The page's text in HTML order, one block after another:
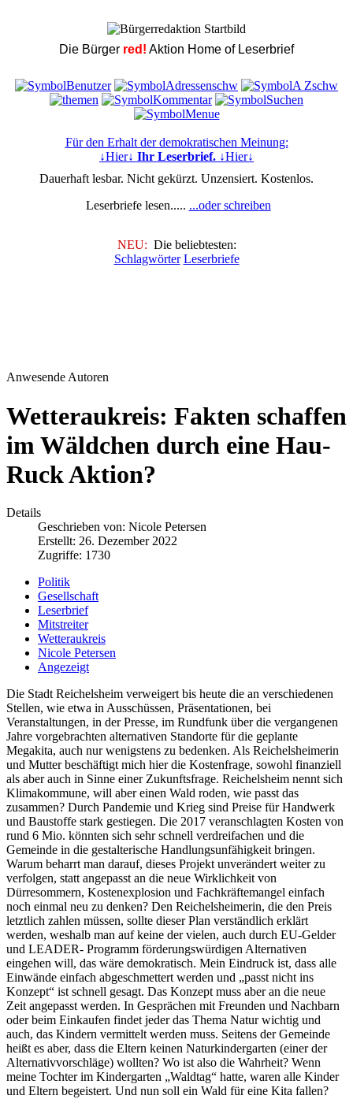
Die Bürger red! Aktion Home of Leserbrief
Für den Erhalt der demokratischen Meinung:
↓Hier↓ Ihr Leserbrief. ↓Hier↓
Dauerhaft lesbar. Nicht gekürzt. Unzensiert. Kostenlos.
Leserbriefe lesen..... ...oder schreiben
NEU: Die beliebtesten:
Schlagwörter Leserbriefe
Anwesende Autoren
Wetteraukreis: Fakten schaffen
im Wäldchen durch eine Hau-
Ruck Aktion?
Details
Geschrieben von: Nicole Petersen
Erstellt: 26. Dezember 2022
Zugriffe: 1730
Politik
Gesellschaft
Leserbrief
Mitstreiter
Wetteraukreis
Nicole Petersen
Angezeigt
Die Stadt Reichelsheim verweigert bis heute die an verschiedenen
Stellen, wie etwa in Ausschüssen, Präsentationen, bei
Veranstaltungen, in der Presse, im Rundfunk über die vergangenen
Jahre vorgebrachten alternativen Standorte für die geplante
Megakita, auch nur wenigstens zu bedenken. Als Reichelsheimerin
und Mutter beschäftigt mich hier die Kostenfrage, sowohl finanziell
als aber auch in Sinne einer Zukunftsfrage. Reichelsheim nennt sich
Klimakommune, will aber einen Wald roden, wie passt das
zusammen? Durch Pandemie und Krieg sind Preise für Handwerk
und Baustoffe stark gestiegen. Die 2017 veranschlagten Kosten von
rund 6 Mio. könnten sich sehr schnell verdreifachen und die
Gemeinde in die gestalterische Handlungsunfähigkeit bringen.
Warum beharrt man darauf, dieses Projekt unverändert weiter zu
verfolgen, statt angepasst an die neue Wirklichkeit von
Dürresommern, Kostenexplosion und Fachkräftemangel einfach
noch einmal neu zu denken? Den Reichelsheimerin, die den Preis
letztlich zahlen müssen, sollte dieser Plan verständlich erklärt
werden, weshalb man auf keine der vielen, auch durch EU-Gelder
und LEADER- Programm förderungswürdigen Alternativen
eingehen will, das wäre demokratisch. Mein Eindruck ist, dass alle
Einwände einfach abgeschmettert werden und „passt nicht ins
Konzept“ ist schnell gesagt. Das Konzept muss aber an die neue
Zeit angepasst werden. In Gesprächen mit Freunden und Nachbarn
oder beim Einkaufen findet jeder das Thema Natur wichtig und
auch, das Kindern vermittelt werden muss. Seitens der Gemeinde
heißt es aber, dass die Eltern keinen Naturkindergarten (einer der
Alternativvorschläge) wollten? Wo ist also die Wahrheit? Wenn
meine Tochter im Kindergarten „Waldtag“ hatte, waren alle Kinder
und Eltern begeistert. Und nun soll ein Wald für eine Kita fallen?